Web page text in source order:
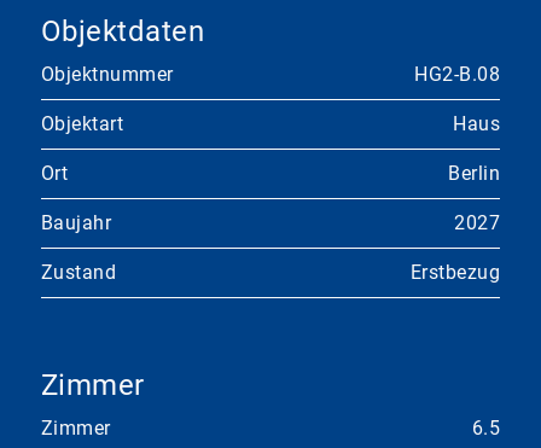
Objektdaten
Objektnummer HG2-B.08
Objektart Haus
Ort Berlin
Baujahr 2027
Zustand Erstbezug
Zimmer
Zimmer 6.5